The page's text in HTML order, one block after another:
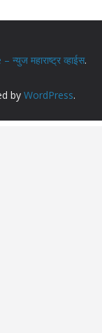
महाराष्ट्र व्हाईस.
by WordPress.